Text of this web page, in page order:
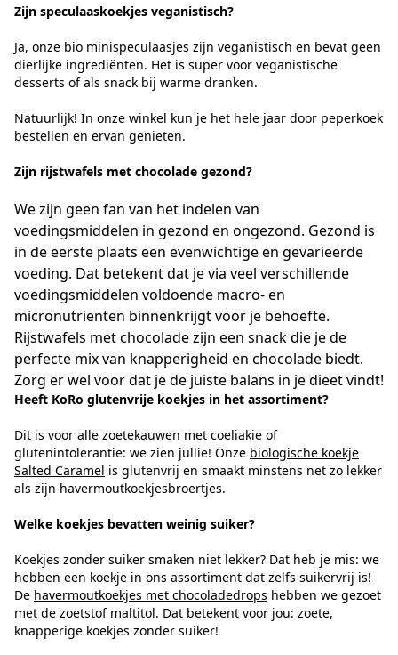
Zijn speculaaskoekjes veganistisch?
Ja, onze bio minispeculaasjes zijn veganistisch en bevat geen
dierlijke ingrediënten. Het is super voor veganistische
desserts of als snack bij warme dranken.
Natuurlijk! In onze winkel kun je het hele jaar door peperkoek
bestellen en ervan genieten.
Zijn rijstwafels met chocolade gezond?
We zijn geen fan van het indelen van
voedingsmiddelen in gezond en ongezond. Gezond is
in de eerste plaats een evenwichtige en gevarieerde
voeding. Dat betekent dat je via veel verschillende
voedingsmiddelen voldoende macro- en
micronutriënten binnenkrijgt voor je behoefte.
Rijstwafels met chocolade zijn een snack die je de
perfecte mix van knapperigheid en chocolade biedt.
Zorg er wel voor dat je de juiste balans in je dieet vindt!
Heeft KoRo glutenvrije koekjes in het assortiment?
Dit is voor alle zoetekauwen met coeliakie of
glutenintolerantie: we zien jullie! Onze biologische koekje
Salted Caramel is glutenvrij en smaakt minstens net zo lekker
als zijn havermoutkoekjesbroertjes.
Welke koekjes bevatten weinig suiker?
Koekjes zonder suiker smaken niet lekker? Dat heb je mis: we
hebben een koekje in ons assortiment dat zelfs suikervrij is!
De havermoutkoekjes met chocoladedrops hebben we gezoet
met de zoetstof maltitol. Dat betekent voor jou: zoete,
knapperige koekjes zonder suiker!